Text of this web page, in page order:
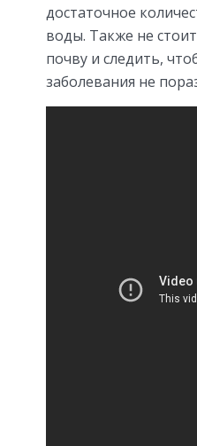
достаточное
воды. Также не
почву и следить,
заболевания не